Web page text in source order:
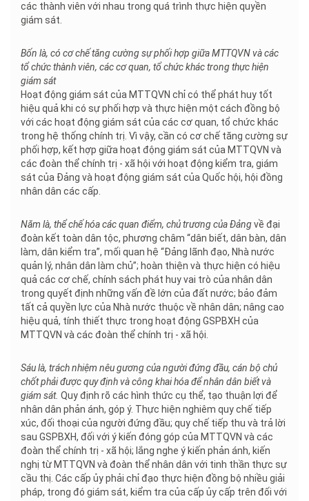
các thành viên với nhau trong quá trình thực hiện quyền
giám sát.
Bốn là, có cơ chế tăng cường sự phối hợp giữa MTTQVN và các
tổ chức thành viên, các cơ quan, tổ chức khác trong thực hiện
giám sát
Hoạt động giám sát của MTTQVN chỉ có thể phát huy tốt
hiệu quả khi có sự phối hợp và thực hiện một cách đồng bộ
với các hoạt động giám sát của các cơ quan, tổ chức khác
trong hệ thống chính trị. Vì vậy, cần có cơ chế tăng cường sự
phối hợp, kết hợp giữa hoạt động giám sát của MTTQVN và
các đoàn thể chính trị - xã hội với hoạt động kiểm tra, giám
sát của Đảng và hoạt động giám sát của Quốc hội, hội đồng
nhân dân các cấp.
Năm là, thể chế hóa các quan điểm, chủ trương của Đảngvề đại
đoàn kết toàn dân tộc, phương châm “dân biết, dân bàn, dân
làm, dân kiểm tra”, mối quan hệ “Đảng lãnh đạo, Nhà nước
quản lý, nhân dân làm chủ”; hoàn thiện và thực hiện có hiệu
quả các cơ chế, chính sách phát huy vai trò của nhân dân
trong quyết định những vấn đề lớn của đất nước; bảo đảm
tất cả quyền lực của Nhà nước thuộc về nhân dân; nâng cao
hiệu quả, tính thiết thực trong hoạt động GSPBXH của
MTTQVN và các đoàn thể chính trị - xã hội.
Sáu là, trách nhiệm nêu gương của người đứng đầu, cán bộ chủ
chốt phải được quy định và công khai hóa để nhân dân biết và
giám sát. Quy định rõ các hình thức cụ thể, tạo thuận lợi để
nhân dân phản ánh, góp ý. Thực hiện nghiêm quy chế tiếp
xúc, đối thoại của người đứng đầu; quy chế tiếp thu và trả lời
sau GSPBXH, đối với ý kiến đóng góp của MTTQVN và các
đoàn thể chính trị - xã hội; lắng nghe ý kiến phản ánh, kiến
nghị từ MTTQVN và đoàn thể nhân dân với tinh thần thực sự
cầu thị. Các cấp ủy phải chỉ đạo thực hiện đồng bộ nhiều giải
pháp, trong đó giám sát, kiểm tra của cấp ủy cấp trên đối với